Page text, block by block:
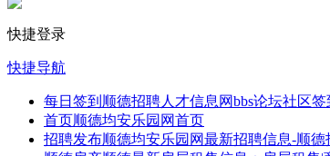
快捷登录
快捷导航
每日签到 顺德招聘人才信息网bbs论坛社区签
首页顺德均安乐园网首页
招聘发布顺德均安乐园网最新招聘信息-顺